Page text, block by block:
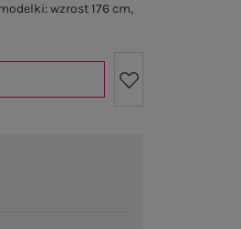
wzrost 176 cm,